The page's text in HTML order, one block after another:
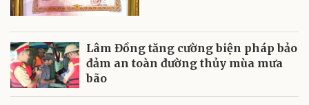
Lâm Đồng tăng cường biện pháp bảo
đảm an toàn đường thủy mùa mưa
bão